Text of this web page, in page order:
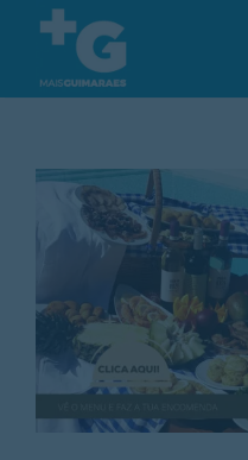
content
Desporto